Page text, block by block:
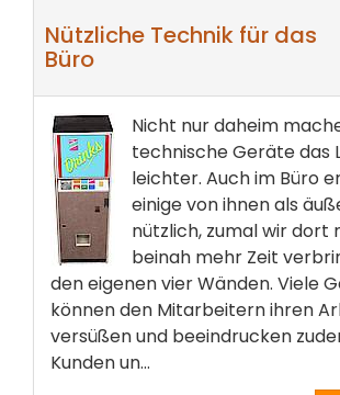
Nützliche Technik für das
Büro
Nicht nur daheim
technische Geräte das
leichter. Auch im Büro
einige von ihnen als
nützlich, zumal wir dort
beinah mehr Zeit
den eigenen vier Wänden. Viele
können den Mitarbeitern ihren
versüßen und beeindrucken
Kunden un...